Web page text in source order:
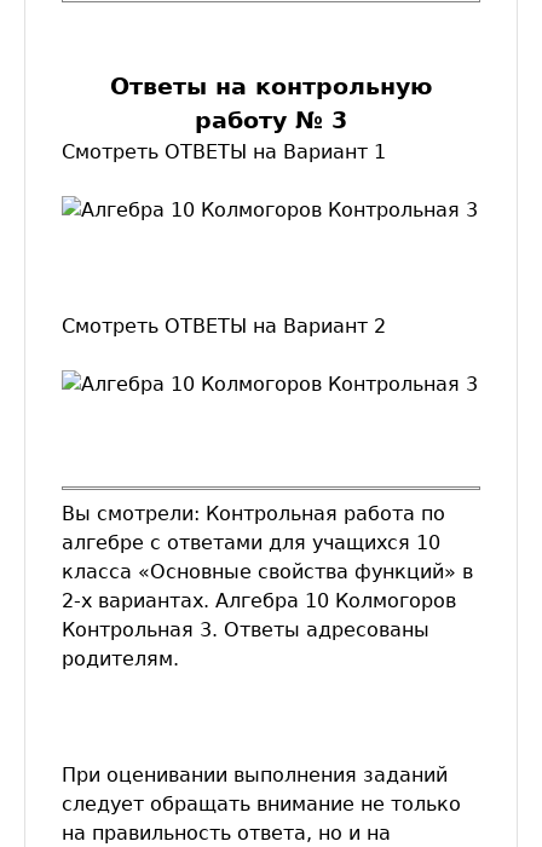
Ответы на контрольную
работу № 3
Смотреть ОТВЕТЫ на Вариант 1
Смотреть ОТВЕТЫ на Вариант 2
Вы смотрели: Контрольная работа по
алгебре с ответами для учащихся 10
класса «Основные свойства функций» в
2-х вариантах. Алгебра 10 Колмогоров
Контрольная 3. Ответы адресованы
родителям.
При оценивании выполнения заданий
следует обращать внимание не только
на правильность ответа, но и на